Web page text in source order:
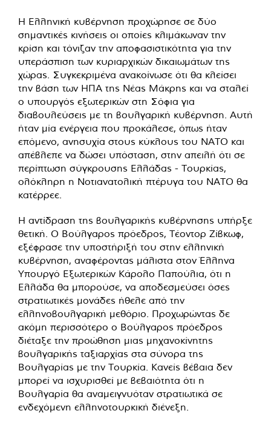
Η Ελληνική κυβέρνηση προχώρησε σε δύο
σημαντικές κινήσεις οι οποίες κλιμάκωναν την
κρίση και τόνιζαν την αποφασιστικότητα για την
υπεράσπιση των κυριαρχικών δικαιωμάτων της
χώρας. Συγκεκριμένα ανακοίνωσε ότι θα κλείσει
την βάση των ΗΠΑ της Νέας Μάκρης και να σταλεί
ο υπουργός εξωτερικών στη Σόφια για
διαβουλεύσεις με τη βουλγαρική κυβέρνηση. Αυτή
ήταν μία ενέργεια που προκάλεσε, όπως ήταν
επόμενο, ανησυχία στους κύκλους του ΝΑΤΟ και
απέβλεπε να δώσει υπόσταση, στην απειλή ότι σε
περίπτωση σύγκρουσης Ελλάδας - Τουρκίας,
ολόκληρη η Νοτιανατολική πτέρυγα του ΝΑΤΟ θα
κατέρρεε.
Η αντίδραση της βουλγαρικής κυβέρνησης υπήρξε
θετική. Ο Βούλγαρος πρόεδρος, Τέοντορ Ζίβκωφ,
εξέφρασε την υποστήριξή του στην ελληνική
κυβέρνηση, αναφέροντας μάλιστα στον Έλληνα
Υπουργό Εξωτερικών Κάρολο Παπούλια, ότι η
Ελλάδα θα μπορούσε, να αποδεσμεύσει όσες
στρατιωτικές μονάδες ήθελε από την
ελληνοβουλγαρική μεθόριο. Προχωρώντας δε
ακόμη περισσότερο ο Βούλγαρος πρόεδρος
διέταξε την προώθηση μιας μηχανοκίνητης
βουλγαρικής ταξιαρχίας στα σύνορα της
Βουλγαρίας με την Τουρκία. Κανείς βέβαια δεν
μπορεί να ισχυρισθεί με βεβαιότητα ότι η
Βουλγαρία θα αναμειγνυόταν στρατιωτικά σε
ενδεχόμενη ελληνοτουρκική διένεξη.